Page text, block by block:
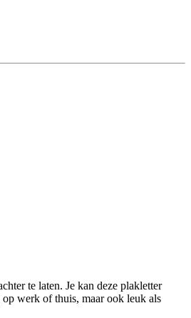
te laten. Je kan deze plakletter
werk of thuis, maar ook leuk als